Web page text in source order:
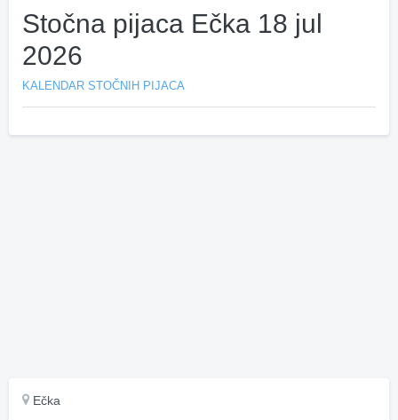
Stočna pijaca Ečka 18 jul
2026
KALENDAR STOČNIH PIJACA
Ečka